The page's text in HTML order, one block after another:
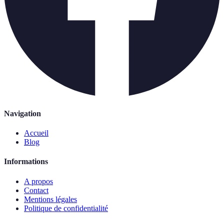
Navigation
Accueil
Blog
Informations
A propos
Contact
Mentions légales
Politique de confidentialité